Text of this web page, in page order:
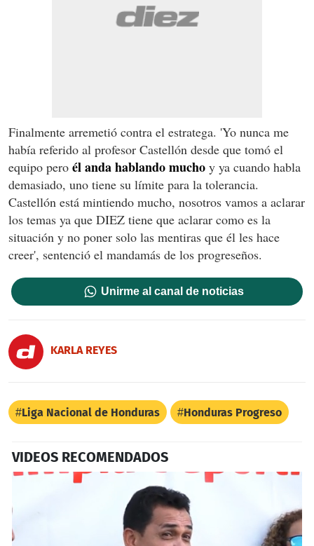
Finalmente arremetió contra el estratega. 'Yo nunca me
había referido al profesor Castellón desde que tomó el
equipo pero él anda hablando mucho y ya cuando habla
demasiado, uno tiene su límite para la tolerancia.
Castellón está mintiendo mucho, nosotros vamos a aclarar
los temas ya que DIEZ tiene que aclarar como es la
situación y no poner solo las mentiras que él les hace
creer', sentenció el mandamás de los progreseños.
Unirme al canal de noticias
KARLA REYES
Liga Nacional de Honduras Honduras Progreso
VIDEOS RECOMENDADOS